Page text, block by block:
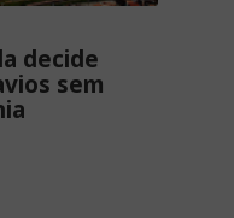
decide
sem